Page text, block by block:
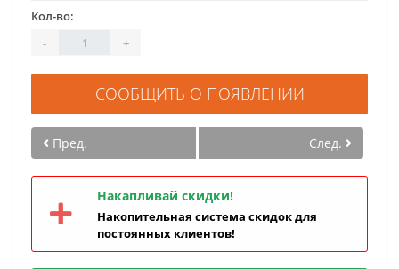
Кол-во:
-
+
СООБЩИТЬ О ПОЯВЛЕНИИ
Пред. След.
Накапливай скидки!
Накопительная система скидок для
постоянных клиентов!